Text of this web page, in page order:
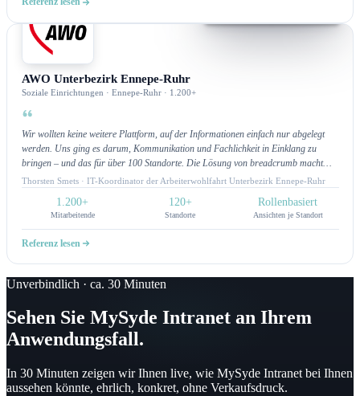
Intranet
AWO Unterbezirk Ennepe-Ruhr
Soziale Einrichtungen · Ennepe-Ruhr · 1.200+
Wir wollten keine weitere Plattform, auf der Informationen einfach nur abgelegt
werden. Uns ging es darum, Kommunikation und Fachlichkeit in Einklang zu
bringen – und das für über 100 Standorte. Die Lösung von breadcrumb macht
genau das möglich: Mitarbeitende finden, was sie brauchen, und Fachbereiche
können zielgerichtet kommunizieren. Für uns ist das Intranet nicht nur Technik,
sondern ein echtes Arbeitsinstrument.Alle noch so individuellen Wünsche, konnten
bisher umgesetzt werden. Hier passt sich das Intranet unseren Prozessen an und
Thorsten Smets · IT-Koordinator der Arbeiterwohlfahrt Unterbezirk Ennepe-Ruhr
1.200+
Mitarbeitende
120+
Standorte
Rollenbasiert
Ansichten je Standort
Referenz lesen
Unverbindlich · ca. 30 Minuten
Sehen Sie MySyde Intranet an Ihrem
Anwendungsfall.
In 30 Minuten zeigen wir Ihnen live, wie MySyde Intranet bei Ihnen
aussehen könnte, ehrlich, konkret, ohne Verkaufsdruck.